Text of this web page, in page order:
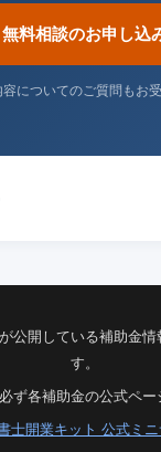
無料相談のお申し込
についてのご質問もお
公開している補助金情
す。
ず各補助金の公式ペー
士開業キット 公式ミニ